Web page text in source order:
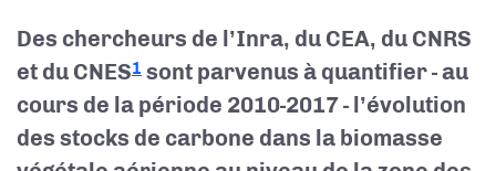
Des chercheurs de l’Inra, du CEA, du CNRS
et du CNES1 sont parvenus à quantifier - au
cours de la période 2010-2017 - l’évolution
des stocks de carbone dans la biomasse